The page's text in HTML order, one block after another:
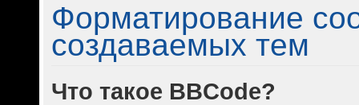
Форматирование
создаваемых тем
Что такое BBCode?